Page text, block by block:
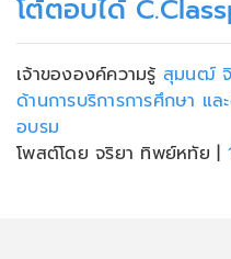
โต้ตอบได้
เจ้าขององค์ความรู้ สุมนฒ์
ด้านการบริการการศึกษา แล
อบรม
โพสต์โดย จริยา ทิพย์หทัย |